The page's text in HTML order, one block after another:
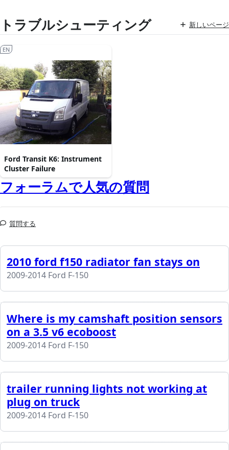
トラブルシューティング 新しいページ
Ford Transit K6: Instrument
Cluster Failure
EN
フォーラムで人気の質問
質問する
2010 ford f150 radiator fan stays on
2009-2014 Ford F-150
Where is my camshaft position sensors
on a 3.5 v6 ecoboost
2009-2014 Ford F-150
trailer running lights not working at
plug on truck
2009-2014 Ford F-150